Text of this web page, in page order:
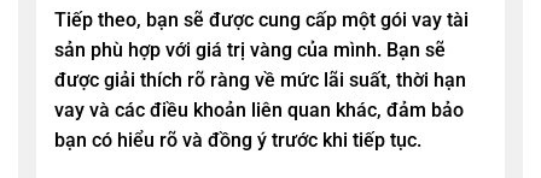
Tiếp theo, bạn sẽ được cung cấp một gói vay tài
sản phù hợp với giá trị vàng của mình. Bạn sẽ
được giải thích rõ ràng về mức lãi suất, thời hạn
vay và các điều khoản liên quan khác, đảm bảo
bạn có hiểu rõ và đồng ý trước khi tiếp tục.